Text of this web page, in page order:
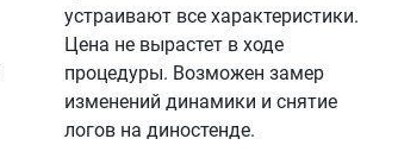
устраивают все характеристики.
Цена не вырастет в ходе
процедуры. Возможен замер
изменений динамики и снятие
логов на диностенде.